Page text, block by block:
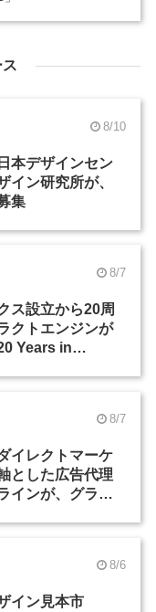
8/10
本デザインセン
イン研究所が、
集
8/7
ス設立から20周
クトエンジンが
Years in
8/7
イレクトマーケ
とした広告代理
インが、グラフ
8/6
イン見本市